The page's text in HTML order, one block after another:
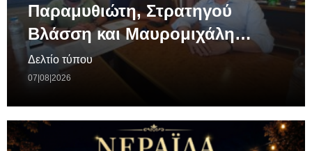
Παραμυθιώτη, Στρατηγού
Βλάσση και Μαυρομιχάλη…
Δελτίο τύπου
07|08|2026